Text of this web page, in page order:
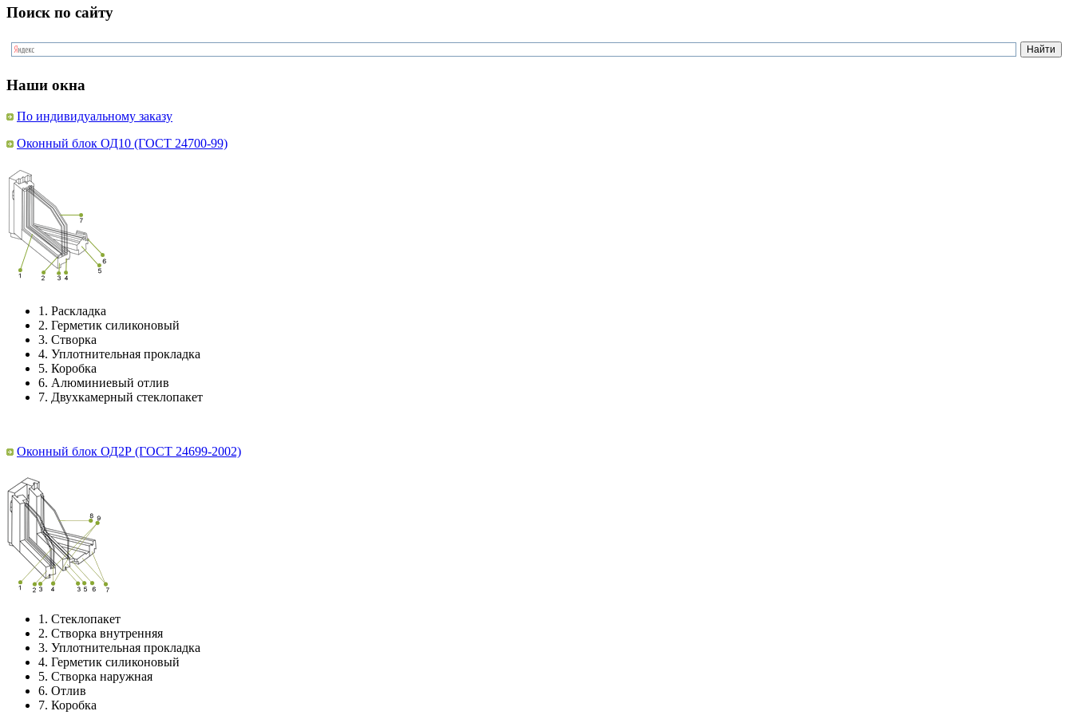
Поиск по сайту
Наши окна
По индивидуальному заказу
Оконный блок ОД10 (ГОСТ 24700-99)
1. Раскладка
2. Герметик силиконовый
3. Створка
4. Уплотнительная прокладка
5. Коробка
6. Алюминиевый отлив
7. Двухкамерный стеклопакет
Оконный блок ОД2Р (ГОСТ 24699-2002)
1. Стеклопакет
2. Створка внутренняя
3. Уплотнительная прокладка
4. Герметик силиконовый
5. Створка наружная
6. Отлив
7. Коробка